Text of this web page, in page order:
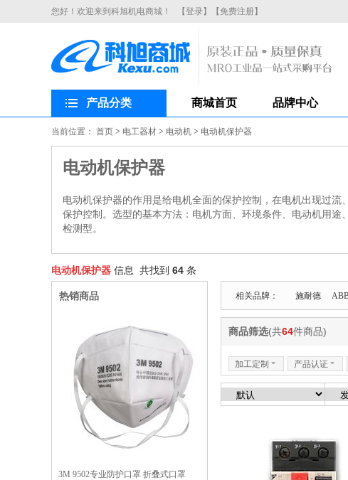
您好！欢迎来到科旭机电商城！ 【登录】 【免费注册】
产品分类 商城首页 品牌中心
当前位置： 首页 > 电工器材 > 电动机 > 电动机保护器
电动机保护器
电动机保护器的作用是给电机全面的保护控制，在电机出现过
保护控制。选型的基本方法：电机方面、环境条件、电动机用
检测型。
电动机保护器 信息 共找到 64 条
相关品牌： 施耐德
商品筛选(共64件商品)
加工定制 6 产品认证 6
热销商品
3M 9502专业防护口罩 折叠式口罩